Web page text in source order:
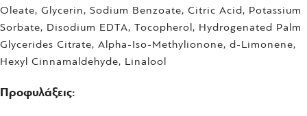
Oleate, Glycerin, Sodium Benzoate, Citric Acid, Potassium
Sorbate, Disodium EDTA, Tocopherol, Hydrogenated Palm
Glycerides Citrate, Alpha-Iso-Methylionone, d-Limonene,
Hexyl Cinnamaldehyde, Linalool
Προφυλάξεις: